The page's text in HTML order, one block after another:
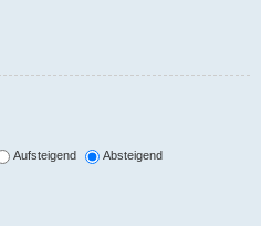
Aufsteigend
Absteigend